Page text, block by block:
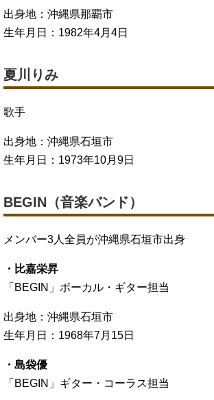
出身地：沖縄県那覇市
生年月日：1982年4月4日
夏川りみ
歌手
出身地：沖縄県石垣市
生年月日：1973年10月9日
BEGIN（音楽バンド）
メンバー3人全員が沖縄県石垣市出身
・比嘉栄昇
「BEGIN」ボーカル・ギター担当
出身地：沖縄県石垣市
生年月日：1968年7月15日
・島袋優
「BEGIN」ギター・コーラス担当